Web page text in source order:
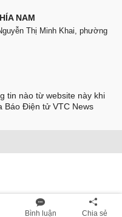
Bình luận Chia sẻ
NAM
Thị Minh Khai, phường
tin nào từ website này khi
Báo Điện tử VTC News